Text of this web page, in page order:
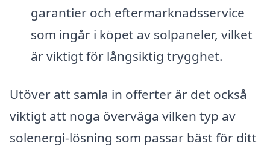
garantier och eftermarknadsservice
som ingår i köpet av solpaneler, vilket
är viktigt för långsiktig trygghet.
Utöver att samla in offerter är det också
viktigt att noga överväga vilken typ av
solenergi-lösning som passar bäst för ditt